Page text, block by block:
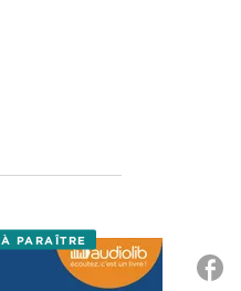
À PARAÎTRE